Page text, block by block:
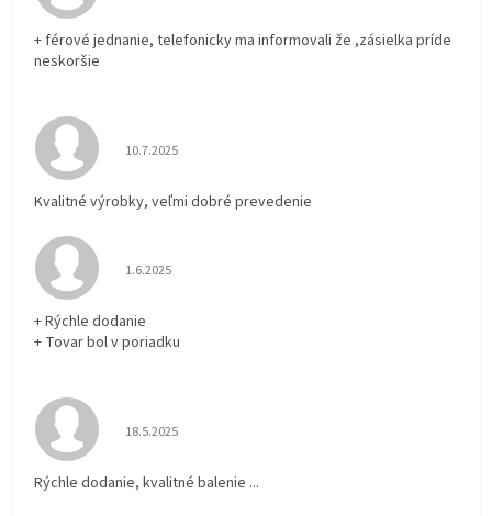
+ férové jednanie, telefonicky ma informovali že ,zásielka príde
neskoršie
Hodnotenie obchodu je 5 z 5 hviezdičiek.
10.7.2025
Kvalitné výrobky, veľmi dobré prevedenie
Hodnotenie obchodu je 5 z 5 hviezdičiek.
1.6.2025
+ Rýchle dodanie
+ Tovar bol v poriadku
Hodnotenie obchodu je 5 z 5 hviezdičiek.
18.5.2025
Rýchle dodanie, kvalitné balenie ...